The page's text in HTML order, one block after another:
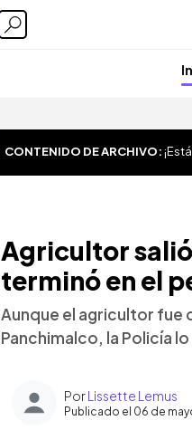
CONTENIDO DE ARCHIVO:
Agricultor
terminó en el
Aunque el agricultor fue
Panchimalco, la Policía
PorLissette Lemus
Publicado el 06 de